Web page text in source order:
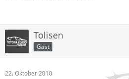
Tolisen
Gast
22. Oktober 2010